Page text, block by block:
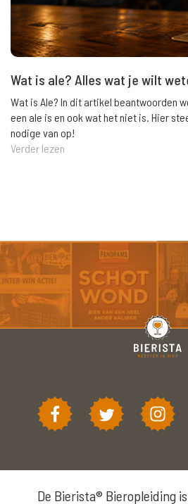
Wat is ale? Alles wat je wilt
Wat is Ale? In dit artikel beantwoorden
een ale is en ook wat het niet is. Hier
nodige van op!
Verder lezen
De Bierista® Bieropleiding